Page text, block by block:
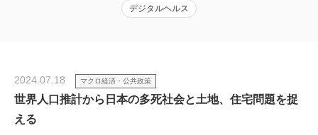
デジタルヘルス
2024.07.18 マクロ経済・公共政策
世界人口推計から日本の多死社会と土地、住宅問題を捉
える